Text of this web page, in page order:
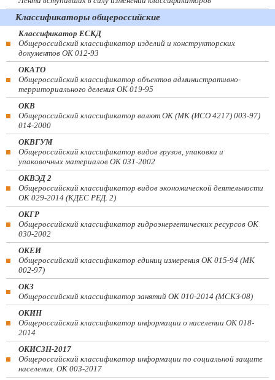
Классификаторы общероссийские
Классификатор ЕСКД
Общероссийский классификатор изделий и конструкторских
документов ОК 012-93
ОКАТО
Общероссийский классификатор объектов административно-
территориального деления ОК 019-95
ОКВ
Общероссийский классификатор валют ОК (МК (ИСО 4217) 003-97)
014-2000
ОКВГУМ
Общероссийский классификатор видов грузов, упаковки и
упаковочных материалов ОК 031-2002
ОКВЭД 2
Общероссийский классификатор видов экономической деятельности
ОК 029-2014 (КДЕС РЕД. 2)
ОКГР
Общероссийский классификатор гидроэнергетических ресурсов ОК
030-2002
ОКЕИ
Общероссийский классификатор единиц измерения ОК 015-94 (МК
002-97)
ОКЗ
Общероссийский классификатор занятий ОК 010-2014 (МСКЗ-08)
ОКИН
Общероссийский классификатор информации о населении ОК 018-
2014
ОКИСЗН-2017
Общероссийский классификатор информации по социальной защите
населения. ОК 003-2017